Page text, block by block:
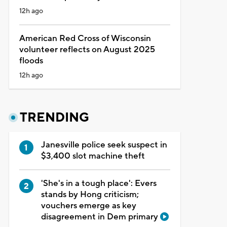
12h ago
American Red Cross of Wisconsin
volunteer reflects on August 2025
floods
12h ago
TRENDING
Janesville police seek suspect in
$3,400 slot machine theft
'She's in a tough place': Evers
stands by Hong criticism;
vouchers emerge as key
disagreement in Dem primary